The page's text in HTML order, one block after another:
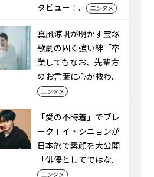
タビュー！...
エンタメ
真風涼帆が明かす宝塚
歌劇の固く強い絆「卒
業してもなお、先輩方
のお言葉に心が救わ...
エンタメ
「愛の不時着」でブレ
ーク！イ・シニョンが
日本旅で素顔を大公開
「俳優としてではな...
エンタメ